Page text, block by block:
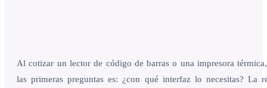
Al cotizar un lector de código de barras o una impresora
las primeras preguntas es: ¿con qué interfaz lo necesitas? La